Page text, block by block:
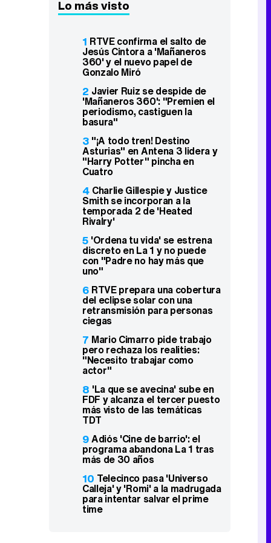
Lo más visto
1 RTVE confirma el salto de
Jesús Cintora a 'Mañaneros
360' y el nuevo papel de
Gonzalo Miró
2 Javier Ruiz se despide de
'Mañaneros 360': "Premien el
periodismo, castiguen la
basura"
3 "¡A todo tren! Destino
Asturias" en Antena 3 lidera y
"Harry Potter" pincha en
Cuatro
4 Charlie Gillespie y Justice
Smith se incorporan a la
temporada 2 de 'Heated
Rivalry'
5 'Ordena tu vida' se estrena
discreto en La 1 y no puede
con "Padre no hay más que
uno"
6 RTVE prepara una cobertura
del eclipse solar con una
retransmisión para personas
ciegas
7 Mario Cimarro pide trabajo
pero rechaza los realities:
"Necesito trabajar como
actor"
8 'La que se avecina' sube en
FDF y alcanza el tercer puesto
más visto de las temáticas
TDT
9Adiós 'Cine de barrio': el
programa abandona La 1 tras
más de 30 años
10 Telecinco pasa 'Universo
Calleja' y 'Romi' a la madrugada
para intentar salvar el prime
time